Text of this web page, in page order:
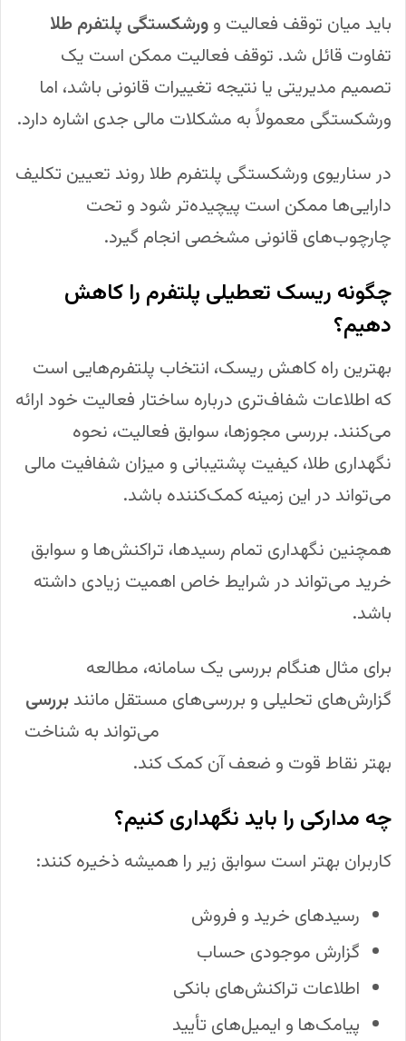
باید میان توقف فعالیت وورشکستگی پلتفرم طلا
تفاوت قائل شد. توقف فعالیت ممکن است یک
تصمیم مدیریتی یا نتیجه تغییرات قانونی باشد، اما
ورشکستگی معمولاً به مشکلات مالی جدی اشاره دارد.
در سناریوی ورشکستگی پلتفرم طلا روند تعیین تکلیف
دارایی‌ها ممکن است پیچیده‌تر شود و تحت
چارچوب‌های قانونی مشخصی انجام گیرد.
چگونه ریسک تعطیلی پلتفرم را کاهش
دهیم؟
بهترین راه کاهش ریسک، انتخاب پلتفرم‌هایی است
که اطلاعات شفاف‌تری درباره ساختار فعالیت خود ارائه
می‌کنند. بررسی مجوزها، سوابق فعالیت، نحوه
نگهداری طلا، کیفیت پشتیبانی و میزان شفافیت مالی
می‌تواند در این زمینه کمک‌کننده باشد.
همچنین نگهداری تمام رسیدها، تراکنش‌ها و سوابق
خرید می‌تواند در شرایط خاص اهمیت زیادی داشته
باشد.
برای مثال هنگام بررسی یک سامانه، مطالعه
گزارش‌های تحلیلی و بررسی‌های مستقل مانندبررسی
می‌تواند به شناخت
بهتر نقاط قوت و ضعف آن کمک کند.
چه مدارکی را باید نگهداری کنیم؟
کاربران بهتر است سوابق زیر را همیشه ذخیره کنند:
رسیدهای خرید و فروش
گزارش موجودی حساب
اطلاعات تراکنش‌های بانکی
پیامک‌ها و ایمیل‌های تأیید